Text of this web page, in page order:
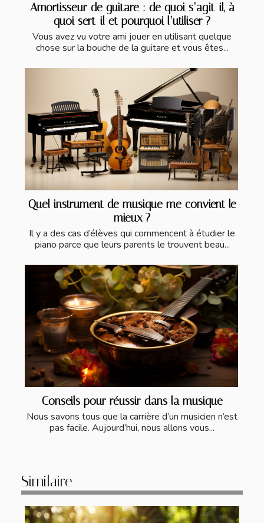
Amortisseur de guitare : de quoi s’agit-il, à
quoi sert-il et pourquoi l’utiliser ?
Vous avez vu votre ami jouer en utilisant quelque
chose sur la bouche de la guitare et vous êtes...
Quel instrument de musique me convient le
mieux ?
Il y a des cas d’élèves qui commencent à étudier le
piano parce que leurs parents le trouvent beau...
Conseils pour réussir dans la musique
Nous savons tous que la carrière d’un musicien n’est
pas facile. Aujourd’hui, nous allons vous...
Similaire